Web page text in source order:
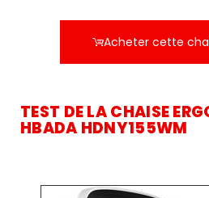
Acheter cette
TEST DE LA CHAISE
HBADA HDNY155WM